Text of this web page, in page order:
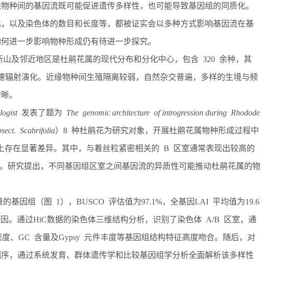
间的基因流既可能促进遗传多样性，也可能导致基因组的同质化。
，以及染色体的数目和长度等，都被证实会以多种方式影响基因流在基
进一步影响物种形成仍有待进一步探究。
山及邻近地区是杜鹃花属的现代分布和分化中心，包含 320 余种，其
射演化。近缘物种间生殖隔离较弱，自然杂交普遍，多样的生境与频
。
发表了题为 The genomic architecture of introgression during Rhodode
Scabrifolia）8 种杜鹃花为研究对象，开展杜鹃花属物种形成过程中
在显著差异。其中，与着丝粒紧密相关的 B 区室通常表现出较高的
研究提出，不同基因组区室之间基因流的异质性可能推动杜鹃花属的物
的基因组（图 1 ）， BUSCO 评估值为97.1%， 全基因LAI 平均值为19.6
。通过HiC数据的染色体三维结构分析，识别了染色体 A/B 区室，通
、 GC 含量及Gypsy 元件丰度等基因组结构特征高度吻合。随后，对
，通过系统发育、群体遗传学和比较基因组学分析全面解析该多样性